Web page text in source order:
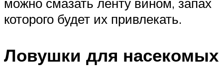
которого будет их привлекать.
Ловушки для насекомых